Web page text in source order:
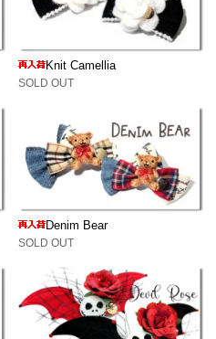
Knit Camellia
SOLD OUT
Denim Bear
SOLD OUT